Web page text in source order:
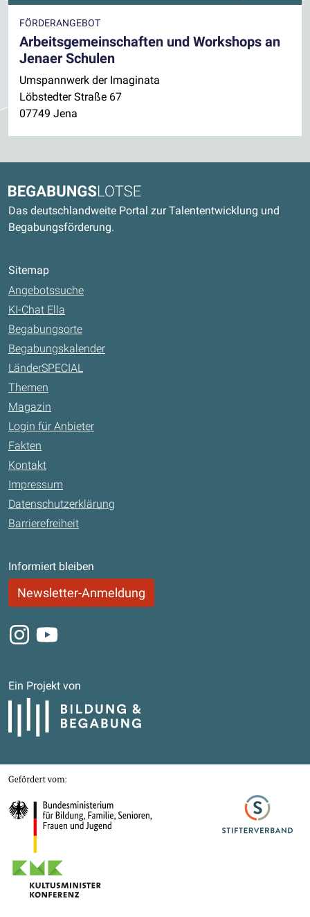
FÖRDERANGEBOT
Arbeitsgemeinschaften und Workshops an
Jenaer Schulen
Umspannwerk der Imaginata
Löbstedter Straße 67
07749 Jena
Begabungslotse
Das deutschlandweite Portal zur Talententwicklung und
Begabungsförderung.
Sitemap
Angebotssuche
KI-Chat Ella
Begabungsorte
Begabungskalender
LänderSPECIAL
Themen
Magazin
Login für Anbieter
Fakten
Kontakt
Impressum
Datenschutzerklärung
Barrierefreiheit
Informiert bleiben
Newsletter-Anmeldung
Instagram
Youtube
Ein Projekt von
Bildung und Begabung
Gefördert von
Bundesministerium für Bildung, Familie, Senioren, Frauen und Jugend
Stifterverband
Kultusministerkonferenz